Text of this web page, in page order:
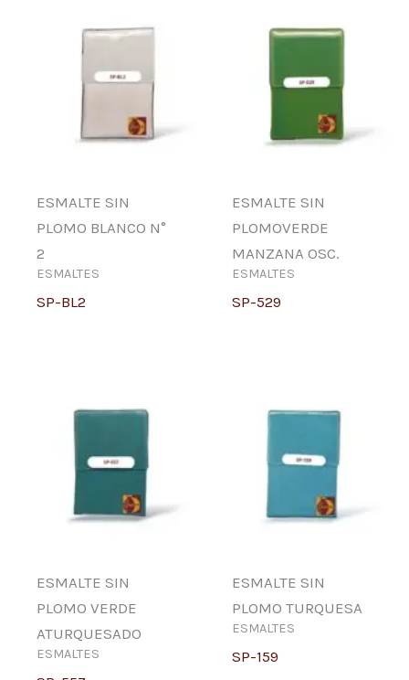
ESMALTE SIN
PLOMO BLANCO N°
2
ESMALTES
SP-BL2
ESMALTE SIN
PLOMOVERDE
MANZANA OSC.
ESMALTES
SP-529
ESMALTE SIN
PLOMO VERDE
ATURQUESADO
ESMALTES
ESMALTE SIN
PLOMO TURQUESA
ESMALTES
SP-159